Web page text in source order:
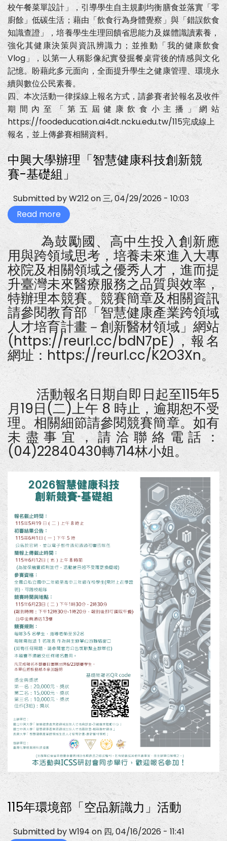
校午餐菜單設計」，引導學生自主規劃均衡膳食並落實「零
廚餘」低碳生活；藉由「飲食行為身體覺察」與「錯誤飲食
知識查證」，培養學生生理回饋省思能力及媒體識讀素養，
強化其健康決策與資訊辨識力；並推動「我的健康飲食
Vlog」，以第一人稱影像紀實發掘餐桌背後的情感與文化
記憶。盼藉此多元面向，全面提升學生之健康管理、環境永
續與數位公民素養。
四、本次活動一律採線上報名方式，請參賽者於報名及收件
期間內至「第五屆健康飲食小主播」網站
https://foodeducation.ai4dt.ncku.edu.tw/115完成線上
報名，並上傳參賽相關資料。
中興大學辦理「智慧健康科技創新競
賽-基礎組」
Submitted byW212on三, 04/29/2026 - 10:03
Read more about
中
大
學
辦
理
「智
慧
健
康
科
技
創
新
競
賽-
基
礎
為鼓勵國、高中生投入創新應
用與跨領域思考，培養未來進入大專
校院及相關領域之優秀人才，進而提
升臺灣未來醫療服務之品質與效率，
特辦理本競賽。競賽簡章及相關資訊
請參閱教育部「智慧健康產業跨領域
人才培育計畫－創新醫材領域」網站
(https://reurl.cc/bdN7pE)，報名
網址：https://reurl.cc/K2O3Xn。
活動報名日期自即日起至115年5
月19日(二)上午 8 時止，逾期恕不受
理。相關細節請參閱競賽簡章。如有
未盡事宜，請洽聯絡電話：
(04)22840430轉714林小姐。
115年環境部「空品新識力」活動
Submitted byW194on 四, 04/16/2026 - 11:41